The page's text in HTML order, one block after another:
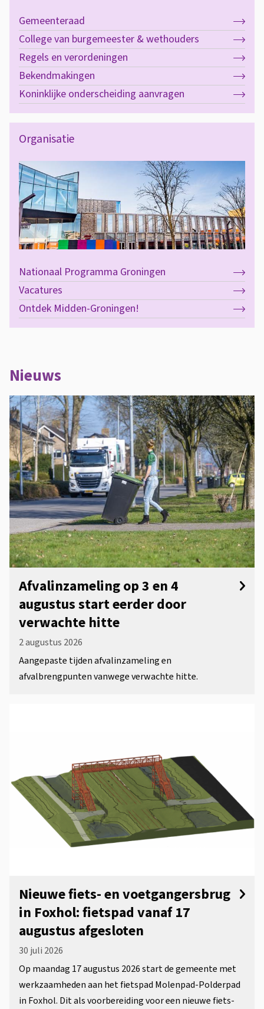
Gemeenteraad
College van burgemeester & wethouders
Regels en verordeningen
Bekendmakingen
Koninklijke onderscheiding aanvragen
Organisatie
Nationaal Programma Groningen
Vacatures
Ontdek Midden-Groningen!
Nieuws
Afvalinzameling op 3 en 4
augustus start eerder door
verwachte hitte
2 augustus 2026
Aangepaste tijden afvalinzameling en
afvalbrengpunten vanwege verwachte hitte.
Nieuwe fiets- en voetgangersbrug
in Foxhol: fietspad vanaf 17
augustus afgesloten
30 juli 2026
Op maandag 17 augustus 2026 start de gemeente met
werkzaamheden aan het fietspad Molenpad-Polderpad
in Foxhol. Dit als voorbereiding voor een nieuwe fiets-